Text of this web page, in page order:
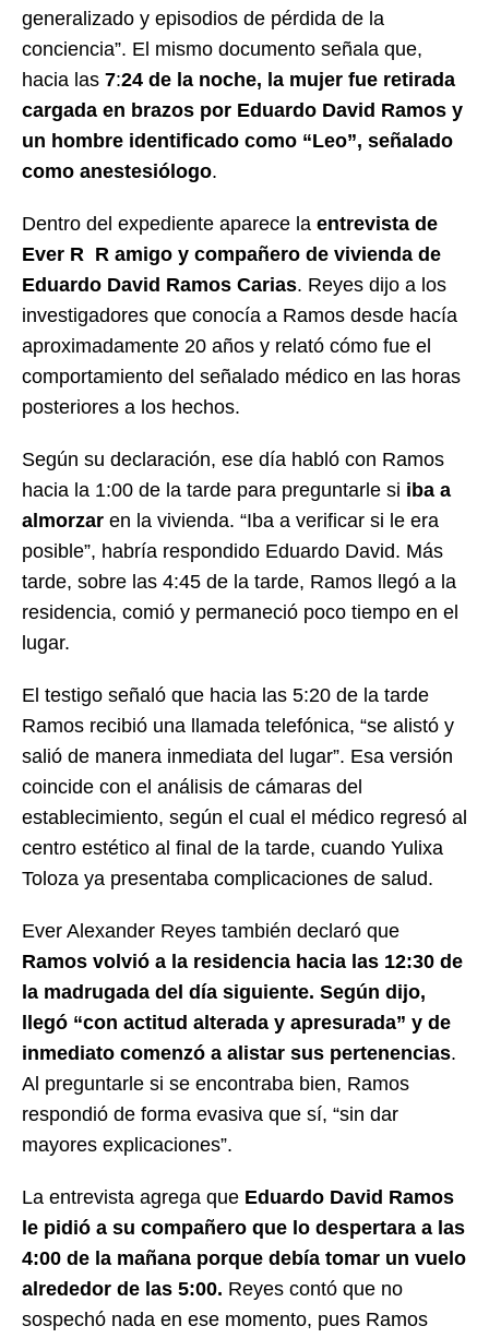
generalizado y episodios de pérdida de la
conciencia”. El mismo documento señala que,
hacia las 7:24 de la noche, la mujer fue retirada
cargada en brazos por Eduardo David Ramos y
un hombre identificado como “Leo”, señalado
como anestesiólogo.
Dentro del expediente aparece la entrevista de
Ever R R amigo y compañero de vivienda de
Eduardo David Ramos Carias. Reyes dijo a los
investigadores que conocía a Ramos desde hacía
aproximadamente 20 años y relató cómo fue el
comportamiento del señalado médico en las horas
posteriores a los hechos.
Según su declaración, ese día habló con Ramos
hacia la 1:00 de la tarde para preguntarle si iba a
almorzar en la vivienda. “Iba a verificar si le era
posible”, habría respondido Eduardo David. Más
tarde, sobre las 4:45 de la tarde, Ramos llegó a la
residencia, comió y permaneció poco tiempo en el
lugar.
El testigo señaló que hacia las 5:20 de la tarde
Ramos recibió una llamada telefónica, “se alistó y
salió de manera inmediata del lugar”. Esa versión
coincide con el análisis de cámaras del
establecimiento, según el cual el médico regresó al
centro estético al final de la tarde, cuando Yulixa
Toloza ya presentaba complicaciones de salud.
Ever Alexander Reyes también declaró que
Ramos volvió a la residencia hacia las 12:30 de
la madrugada del día siguiente. Según dijo,
llegó “con actitud alterada y apresurada” y de
inmediato comenzó a alistar sus pertenencias.
Al preguntarle si se encontraba bien, Ramos
respondió de forma evasiva que sí, “sin dar
mayores explicaciones”.
La entrevista agrega que Eduardo David Ramos
le pidió a su compañero que lo despertara a las
4:00 de la mañana porque debía tomar un vuelo
alrededor de las 5:00. Reyes contó que no
sospechó nada en ese momento, pues Ramos